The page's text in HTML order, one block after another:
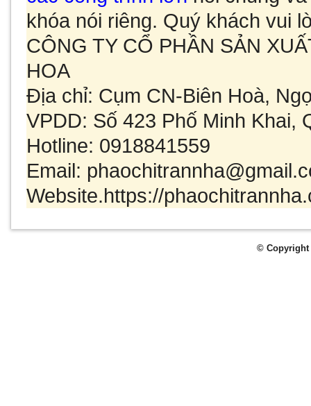
khóa nói riêng. Quý khách vui
CÔNG TY CỔ PHẦN SẢN
HOA
Địa chỉ: Cụm CN-Biên Hoà,
VPDD: Số 423 Phố Minh Khai,
Hotline: 0918841559
Email:
Website.https://
© Copyright